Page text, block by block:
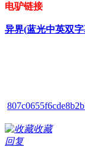
电驴链接
异界(蓝光中英双
收藏
回复